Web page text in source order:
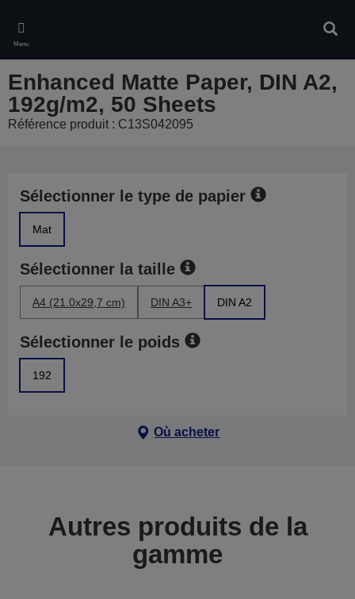
main
content
Menu
Enhanced Matte Paper, DIN A2,
192g/m2, 50 Sheets
Référence produit : C13S042095
Sélectionner le type de papier
Mat
Sélectionner la taille
A4 (21.0x29,7 cm) DIN A3+ DIN A2
Sélectionner le poids
192
Où acheter
Autres produits de la
gamme